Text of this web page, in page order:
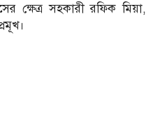
ক্ষেত্র সহকারী রফিক মিয়া,